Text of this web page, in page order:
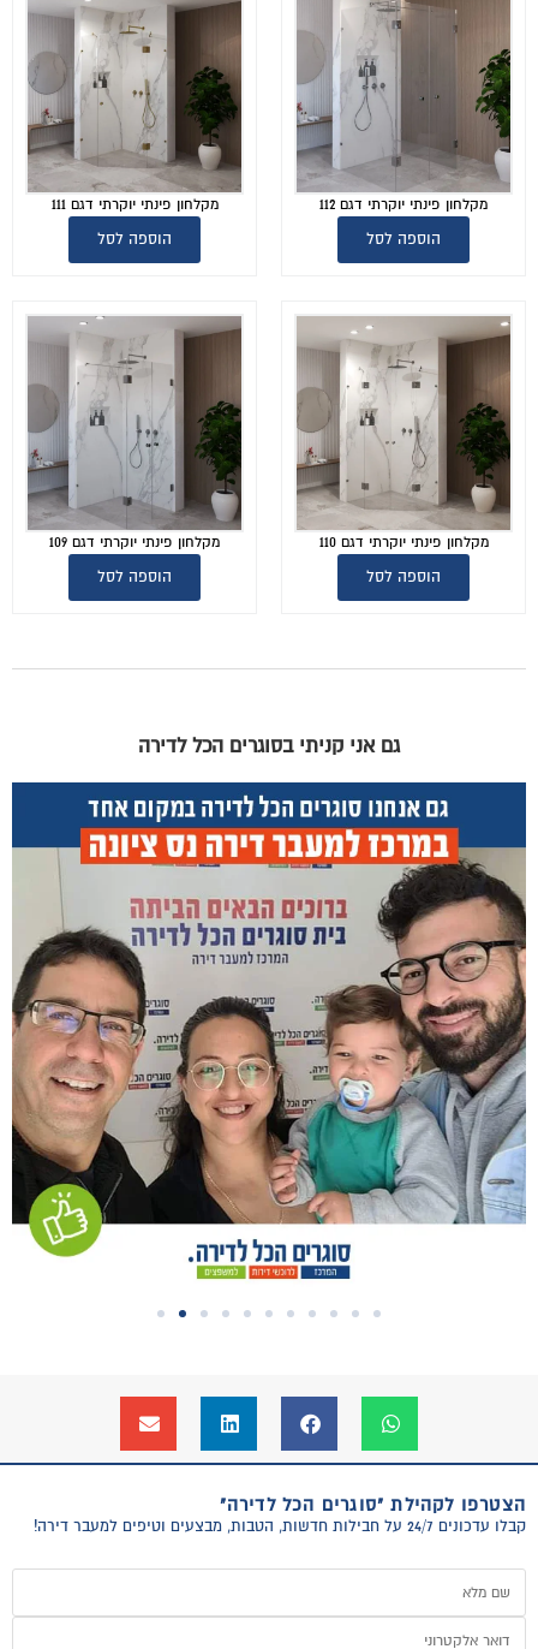
מקלחון פינתי יוקרתי דגם 112
הוספה לסל
מקלחון פינתי יוקרתי דגם 111
הוספה לסל
מקלחון פינתי יוקרתי דגם 110
הוספה לסל
מקלחון פינתי יוקרתי דגם 109
הוספה לסל
גם אני קניתי בסוגרים הכל לדירה
הצטרפו לקהילת "סוגרים הכל לדירה"
קבלו עדכונים 24/7 על חבילות חדשות, הטבות, מבצעים וטיפים למעבר דירה!